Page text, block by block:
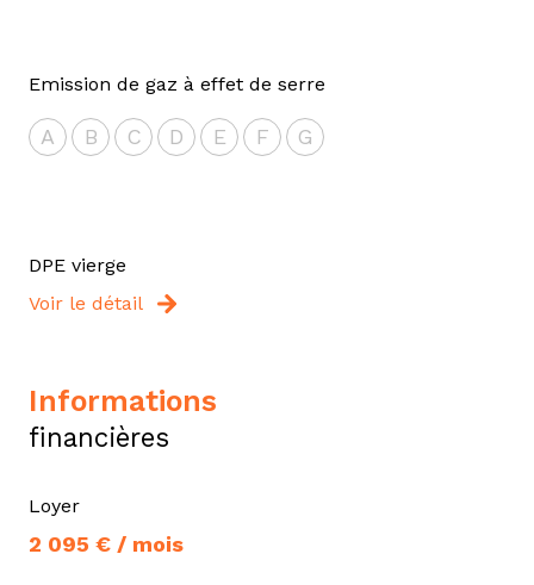
Emission de gaz à effet de serre
A B C D E F G
DPE vierge
Voir le détail
informations
financières
Loyer
2 095 € / mois